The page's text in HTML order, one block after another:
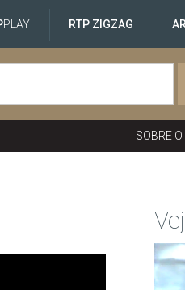
PLAY RTP ZIGZAG
SOBRE